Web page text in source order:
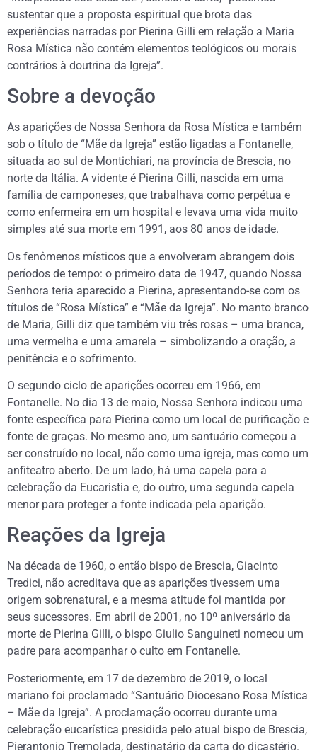
sustentar que a proposta espiritual que brota das
experiências narradas por Pierina Gilli em relação a Maria
Rosa Mística não contém elementos teológicos ou morais
contrários à doutrina da Igreja”.
Sobre a devoção
As aparições de Nossa Senhora da Rosa Mística e também
sob o título de “Mãe da Igreja” estão ligadas a Fontanelle,
situada ao sul de Montichiari, na província de Brescia, no
norte da Itália. A vidente é Pierina Gilli, nascida em uma
família de camponeses, que trabalhava como perpétua e
como enfermeira em um hospital e levava uma vida muito
simples até sua morte em 1991, aos 80 anos de idade.
Os fenômenos místicos que a envolveram abrangem dois
períodos de tempo: o primeiro data de 1947, quando Nossa
Senhora teria aparecido a Pierina, apresentando-se com os
títulos de “Rosa Mística” e “Mãe da Igreja”. No manto branco
de Maria, Gilli diz que também viu três rosas – uma branca,
uma vermelha e uma amarela – simbolizando a oração, a
penitência e o sofrimento.
O segundo ciclo de aparições ocorreu em 1966, em
Fontanelle. No dia 13 de maio, Nossa Senhora indicou uma
fonte específica para Pierina como um local de purificação e
fonte de graças. No mesmo ano, um santuário começou a
ser construído no local, não como uma igreja, mas como um
anfiteatro aberto. De um lado, há uma capela para a
celebração da Eucaristia e, do outro, uma segunda capela
menor para proteger a fonte indicada pela aparição.
Reações da Igreja
Na década de 1960, o então bispo de Brescia, Giacinto
Tredici, não acreditava que as aparições tivessem uma
origem sobrenatural, e a mesma atitude foi mantida por
seus sucessores. Em abril de 2001, no 10º aniversário da
morte de Pierina Gilli, o bispo Giulio Sanguineti nomeou um
padre para acompanhar o culto em Fontanelle.
Posteriormente, em 17 de dezembro de 2019, o local
mariano foi proclamado “Santuário Diocesano Rosa Mística
– Mãe da Igreja”. A proclamação ocorreu durante uma
celebração eucarística presidida pelo atual bispo de Brescia,
Pierantonio Tremolada, destinatário da carta do dicastério.